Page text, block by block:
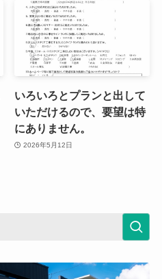
いろいろとプランと出して
いただけるので、要望は特
にありません。
2026年5月12日